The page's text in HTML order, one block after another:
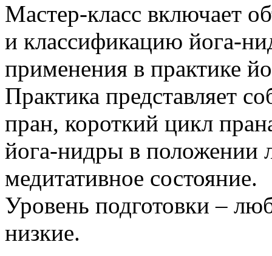
Мастер-класс включает
и классификацию йога-
применения в практике
Практика представляет
пран, короткий цикл
йога-нидры в положении
медитативное состояние.
Уровень подготовки –
низкие.